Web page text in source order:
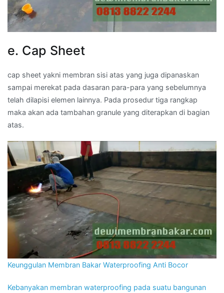
e. Cap Sheet
cap sheet yakni membran sisi atas yang juga dipanaskan
sampai merekat pada dasaran para-para yang sebelumnya
telah dilapisi elemen lainnya. Pada prosedur tiga rangkap
maka akan ada tambahan granule yang diterapkan di bagian
atas.
Keunggulan Membran Bakar Waterproofing Anti Bocor
Kebanyakan membran waterproofing pada suatu bangunan